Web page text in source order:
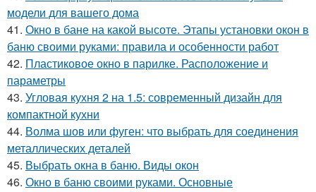
модели для вашего дома
41. Окно в бане на какой высоте. Этапы установки окон в
баню своими руками: правила и особенности работ
42. Пластиковое окно в парилке. Расположение и
параметры
43. Угловая кухня 2 на 1.5: современный дизайн для
компактной кухни
44. Волма шов или фуген: что выбрать для соединения
металлических деталей
45. Выбрать окна в баню. Виды окон
46. Окно в баню своими руками. Основные